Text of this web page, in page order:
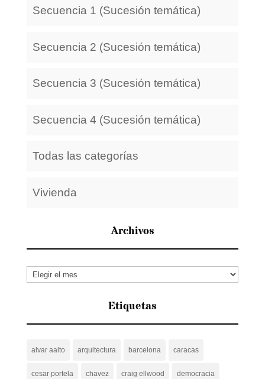
Secuencia 1 (Sucesión temática)
Secuencia 2 (Sucesión temática)
Secuencia 3 (Sucesión temática)
Secuencia 4 (Sucesión temática)
Todas las categorías
Vivienda
Archivos
Archivos
Etiquetas
alvar aalto arquitectura barcelona caracas
cesar portela chavez craig ellwood democracia